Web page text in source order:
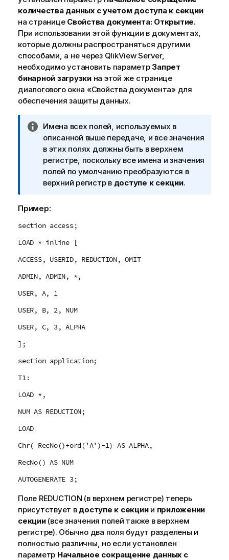
количества данных с учетом доступа к секции
на странице Свойства документа: Открытие.
При использовании этой функции в документах,
которые должны распространяться другими
способами, а не через QlikView Server,
необходимо установить параметр Запрет
бинарной загрузкина этой же странице
диалогового окна «Свойства документа» для
обеспечения защиты данных.
П
р
и
м
е
ч
н
е
н
ф
р
м
ц
Имена всех полей, используемых в
описанной выше передаче, и все значения
в этих полях должны быть в верхнем
регистре, поскольку все имена и значения
полей по умолчанию преобразуются в
верхний регистр в доступе к секции.
Пример:
section access;
LOAD * inline [
ACCESS, USERID, REDUCTION, OMIT
ADMIN, ADMIN, *,
USER, A, 1
USER, B, 2, NUM
USER, C, 3, ALPHA
];
section application;
T1:
LOAD *,
NUM AS REDUCTION;
LOAD
Chr( RecNo()+ord('A')-1) AS ALPHA,
RecNo() AS NUM
AUTOGENERATE 3;
Поле REDUCTION (в верхнем регистре) теперь
присутствует в доступе к секциии приложении
секции(все значения полей также в верхнем
регистре). Обычно два поля будут разделены и
полностью различны, но если установлен
параметр Начальное сокращение данных с